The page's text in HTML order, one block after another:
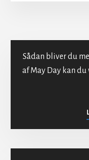
Sådan bliver du
af May Day kan